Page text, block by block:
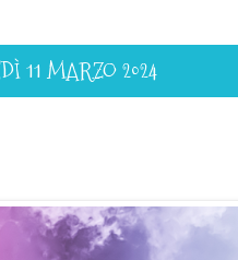
11 MARZO 2024